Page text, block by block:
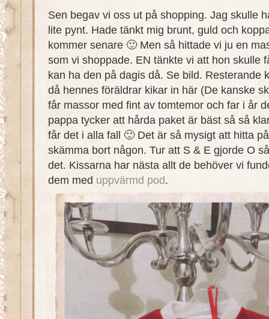
Sen begav vi oss ut på shopping. Jag skulle
lite pynt. Hade tänkt mig brunt, guld och
kommer senare 🙂 Men så hittade vi ju en
som vi shoppade. EN tänkte vi att hon skulle
kan ha den på dagis då. Se bild. Resterande
då hennes föräldrar kikar in här (De kanske
får massor med fint av tomtemor och far i år
pappa tycker att hårda paket är bäst så så
får det i alla fall 🙂 Det är så mysigt att hitta
skämma bort någon. Tur att S & E gjorde O
det. Kissarna har nästa allt de behöver vi
dem med uppvärmd pod.